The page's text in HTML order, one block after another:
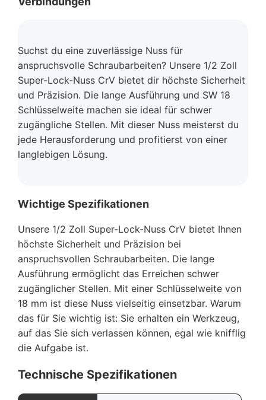
Suchst du eine zuverlässige Nuss für
anspruchsvolle Schraubarbeiten? Unsere 1/2 Zoll
Super-Lock-Nuss CrV bietet dir höchste Sicherheit
und Präzision. Die lange Ausführung und SW 18
Schlüsselweite machen sie ideal für schwer
zugängliche Stellen. Mit dieser Nuss meisterst du
jede Herausforderung und profitierst von einer
langlebigen Lösung.
Wichtige Spezifikationen
Unsere 1/2 Zoll Super-Lock-Nuss CrV bietet Ihnen
höchste Sicherheit und Präzision bei
anspruchsvollen Schraubarbeiten. Die lange
Ausführung ermöglicht das Erreichen schwer
zugänglicher Stellen. Mit einer Schlüsselweite von
18 mm ist diese Nuss vielseitig einsetzbar. Warum
das für Sie wichtig ist: Sie erhalten ein Werkzeug,
auf das Sie sich verlassen können, egal wie knifflig
die Aufgabe ist.
Technische Spezifikationen